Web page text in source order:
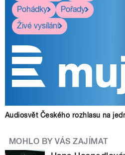
Pohádky
Pořady
Živé vysílání
Audiosvět Českého rozhlasu na
MOHLO BY VÁS ZAJÍMAT